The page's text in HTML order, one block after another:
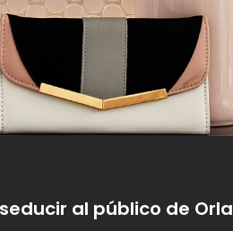
efecto mármol brillante y
Hemos condensado las
del próximo año en cuatro
para los que buscan algo más
revestimiento, quieren emoción.
is of incalculable value
el espacio
el medioambiente.
y
al público de